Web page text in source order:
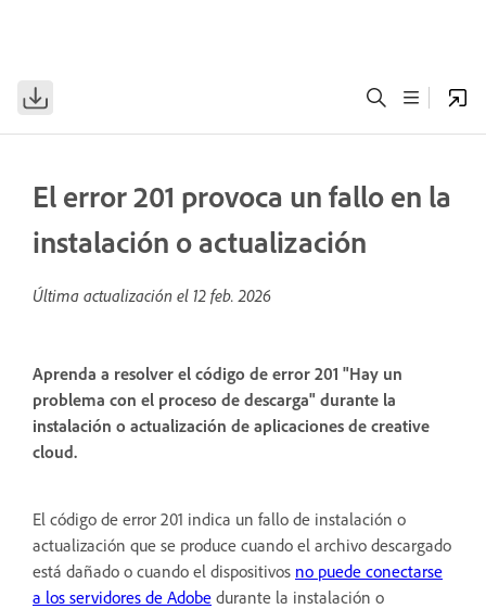
El error 201 provoca un fallo en la
instalación o actualización
Última actualización el 12 feb. 2026
Aprenda a resolver el código de error 201 "Hay un
problema con el proceso de descarga" durante la
instalación o actualización de aplicaciones de creative
cloud.
El código de error 201 indica un fallo de instalación o
actualización que se produce cuando el archivo descargado
está dañado o cuando el dispositivos no puede conectarse
a los servidores de Adobe durante la instalación o